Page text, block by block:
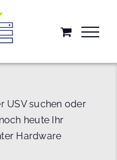
USV suchen oder
heute Ihr
Hardware